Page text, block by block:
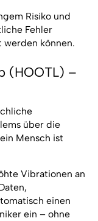
Risiko und
Fehler
können.
(HOOTL) –
über die
Mensch ist
Vibrationen an
einen
ein – ohne